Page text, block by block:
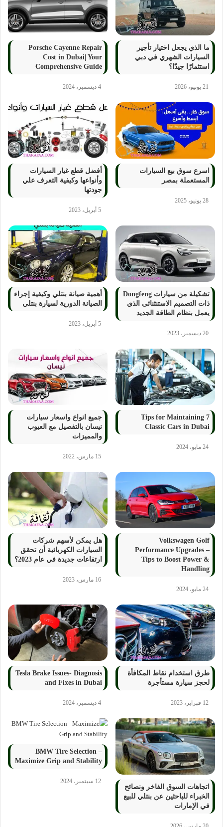
ما الذي يجعل اختيار تأجير
السيارات الشهري في دبي
استثمارًا جيدًا؟
21 يونيو، 2026
Porsche Cayenne Repair
Cost in Dubai| Your
Comprehensive Guide
4 ديسمبر، 2024
اسرع سوق بيع السيارات
المستعملة بمصر
28 يونيو، 2025
أفضل قطع غيار السيارات
وأنواعها وكيفية التعرف علي
جودتها
5 أبريل، 2023
تشكيلة من سيارات Dongfeng
ذات التصميم الاستنثنائى الذي
يعمل بنظام الطاقة الجديد
20 ديسمبر، 2023
أهمية صيانة بنتلي وكيفية إجراء
الصيانة الدورية لسيارة بنتلي
5 أبريل، 2023
7 Tips for Maintaining
Classic Cars in Dubai
24 مايو، 2024
جميع انواع واسعار سيارات
نيسان بالتفصيل مع العيوب
والمميزات
15 مارس، 2022
Volkswagen Golf
Performance Upgrades –
Tips to Boost Power &
Handling
24 مايو، 2024
هل يمكن لأسهم شركات
السيارات الكهربائية أن تحقق
ارتفاعات جديدة في عام 2023؟
16 مارس، 2023
طرق استخدام نقاط المكافأة
لحجز سيارة مستأجرة
12 فبراير، 2023
Tesla Brake Issues- Diagnosis
and Fixes in Dubai
4 ديسمبر، 2024
اتجاهات السوق الفاخر ونصائح
الخبراء للباحثين عن بنتلي للبيع
في الإمارات
BMW Tire Selection –
Maximize Grip and Stability
12 سبتمبر، 2024